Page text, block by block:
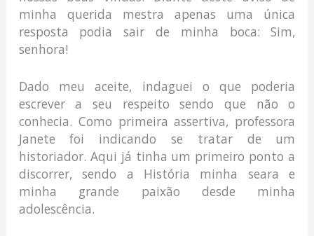
minha querida mestra apenas uma única
resposta podia sair de minha boca: Sim,
senhora!
Dado meu aceite, indaguei o que poderia
escrever a seu respeito sendo que não o
conhecia. Como primeira assertiva, professora
Janete foi indicando se tratar de um
historiador. Aqui já tinha um primeiro ponto a
discorrer, sendo a História minha seara e
minha grande paixão desde minha
adolescência.